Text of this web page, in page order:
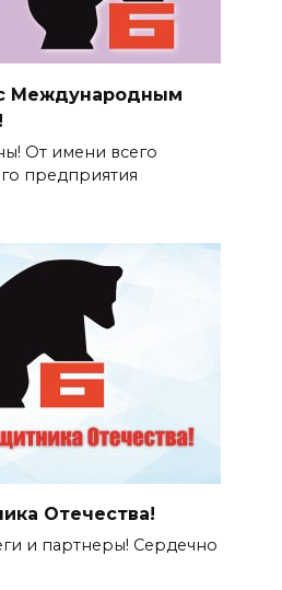
Международным
От имени всего
предприятия
Отечества!
и партнеры! Сердечно